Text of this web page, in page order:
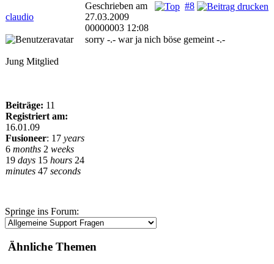
claudio
#8
Geschrieben am
27.03.2009
00000003 12:08
Jung Mitglied
Beiträge: 11
Registriert am:
16.01.09
Fusioneer: 17 years
6 months 2 weeks
19 days 15 hours 24
minutes 47 seconds
sorry -.- war ja nich böse gemeint -.-
Springe ins Forum:
Ähnliche Themen